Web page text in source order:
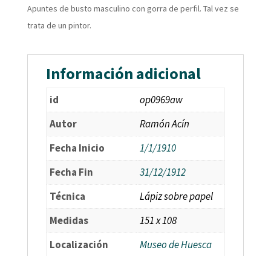
Apuntes de busto masculino con gorra de perfil. Tal vez se
trata de un pintor.
Información adicional
id
op0969aw
Autor
Ramón Acín
Fecha Inicio
1/1/1910
Fecha Fin
31/12/1912
Técnica
Lápiz sobre papel
Medidas
151 x 108
Localización
Museo de Huesca